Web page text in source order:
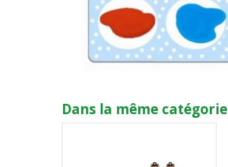
Dans la même catégorie